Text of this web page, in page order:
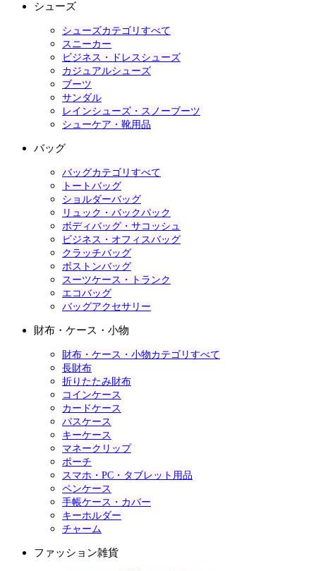
シューズ
シューズカテゴリすべて
スニーカー
ビジネス・ドレスシューズ
カジュアルシューズ
ブーツ
サンダル
レインシューズ・スノーブーツ
シューケア・靴用品
バッグ
バッグカテゴリすべて
トートバッグ
ショルダーバッグ
リュック・バックパック
ボディバッグ・サコッシュ
ビジネス・オフィスバッグ
クラッチバッグ
ボストンバッグ
スーツケース・トランク
エコバッグ
バッグアクセサリー
財布・ケース・小物
財布・ケース・小物カテゴリすべて
長財布
折りたたみ財布
コインケース
カードケース
パスケース
キーケース
マネークリップ
ポーチ
スマホ・PC・タブレット用品
ペンケース
手帳ケース・カバー
キーホルダー
チャーム
ファッション雑貨